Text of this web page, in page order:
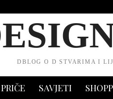
DBLOG O D STVARIMA I
PRIČE SAVJETI